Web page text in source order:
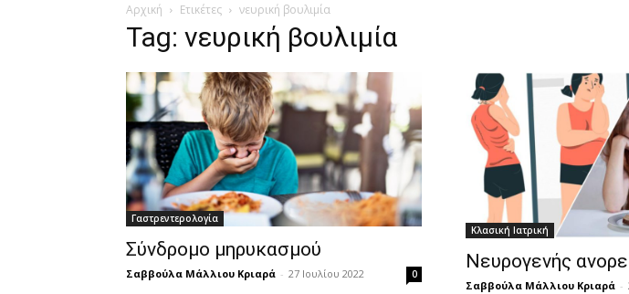
Αρχική Ετικέτες νευρική βουλιμία
Tag: νευρική βουλιμία
Γαστρεντερολογία
Σύνδρομο μηρυκασμού
Σαββούλα Μάλλιου Κριαρά - 27 Ιουλίου 2022 0
Κλασική Ιατρική
Νευρογενής
Σαββούλα Μάλλιου Κριαρά -